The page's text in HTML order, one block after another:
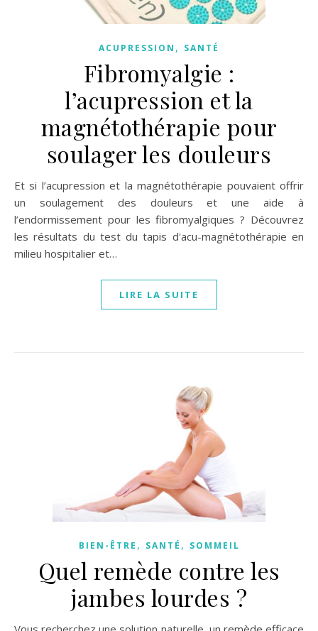
ACUPRESSION , SANTÉ
Fibromyalgie :
l’acupression et la
magnétothérapie pour
soulager les douleurs
Et si l’acupression et la magnétothérapie pouvaient offrir
un soulagement des douleurs et une aide à
l’endormissement pour les fibromyalgiques ? Découvrez
les résultats du test du tapis d'acu-magnétothérapie en
milieu hospitalier et…
LIRE LA SUITE
BIEN-ÊTRE , SANTÉ , SOMMEIL
Quel remède contre les
jambes lourdes ?